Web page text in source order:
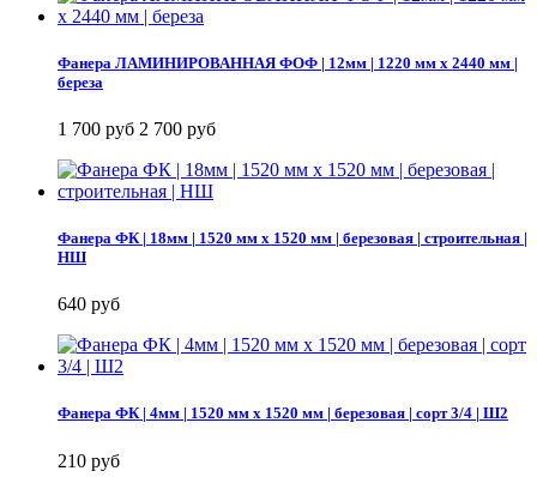
Фанера ЛАМИНИРОВАННАЯ ФОФ | 12мм | 1220 мм х 2440 мм |
береза
1 700 руб 2 700 руб
Фанера ФК | 18мм | 1520 мм х 1520 мм | березовая | строительная |
НШ
640 руб
Фанера ФК | 4мм | 1520 мм х 1520 мм | березовая | сорт 3/4 | Ш2
210 руб